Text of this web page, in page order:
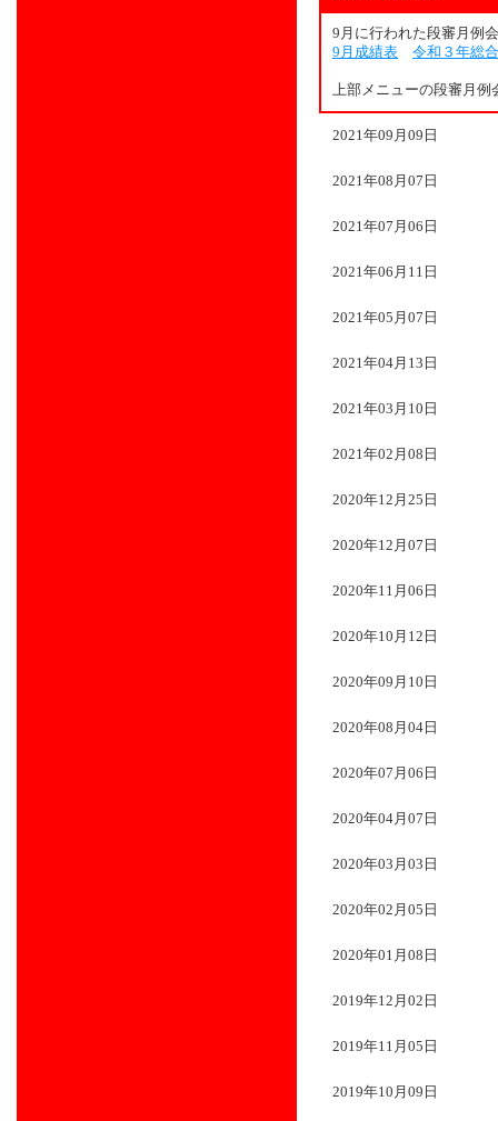
9月に行われた段審月例
9月成績表
令和３年総
上部メニューの段審月例
2021年09月09日
2021年08月07日
2021年07月06日
2021年06月11日
2021年05月07日
2021年04月13日
2021年03月10日
2021年02月08日
2020年12月25日
2020年12月07日
2020年11月06日
2020年10月12日
2020年09月10日
2020年08月04日
2020年07月06日
2020年04月07日
2020年03月03日
2020年02月05日
2020年01月08日
2019年12月02日
2019年11月05日
2019年10月09日